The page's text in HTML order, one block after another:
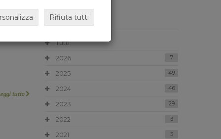
tutto
ARCHIVIO
Tutti
2026
7
2025 49
2024 46
2023 29
2022 3
2021 5
Rifiuta tutti